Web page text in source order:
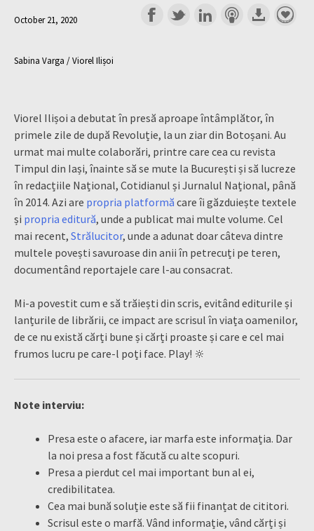
October 21, 2020
Sabina Varga / Viorel Ilișoi
Viorel Ilișoi a debutat în presă aproape întâmplător, în
primele zile de după Revoluție, la un ziar din Botoșani. Au
urmat mai multe colaborări, printre care cea cu revista
Timpul din Iași, înainte să se mute la București și să lucreze
în redacțiile Național, Cotidianul și Jurnalul Național, până
în 2014. Azi are propria platformă care îi găzduiește textele
și propria editură, unde a publicat mai multe volume. Cel
mai recent, Strălucitor, unde a adunat doar câteva dintre
multele povești savuroase din anii în petrecuți pe teren,
documentând reportajele care l-au consacrat.
Mi-a povestit cum e să trăiești din scris, evitând editurile și
lanțurile de librării, ce impact are scrisul în viața oamenilor,
de ce nu există cărți bune și cărți proaste și care e cel mai
frumos lucru pe care-l poți face. Play! 🔆
Note interviu:
Presa este o afacere, iar marfa este informația. Dar
la noi presa a fost făcută cu alte scopuri.
Presa a pierdut cel mai important bun al ei,
credibilitatea.
Cea mai bună soluție este să fii finanțat de cititori.
Scrisul este o marfă. Vând informație, vând cărți și